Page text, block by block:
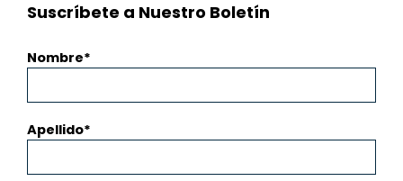
Suscríbete a Nuestro Boletín
Nombre
Apellido